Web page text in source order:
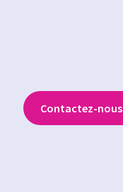
Contactez-nous